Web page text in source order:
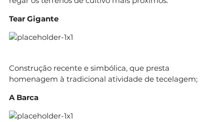
Tear Gigante
Construção recente e simbólica, que presta
homenagem à tradicional atividade de tecelagem;
A Barca